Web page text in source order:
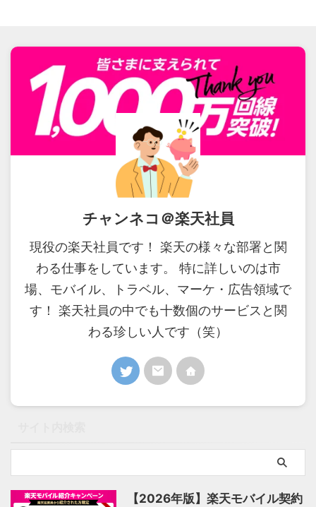
チャンネコ＠楽天社員
現役の楽天社員です！ 楽天の様々な部署と関
わる仕事をしています。 特に詳しいのは市
場、モバイル、トラベル、マーケ・広告領域で
す！ 楽天社員の中でも十数個のサービスと関
わる珍しい人です（笑）
【2026年版】楽天モバイル契約